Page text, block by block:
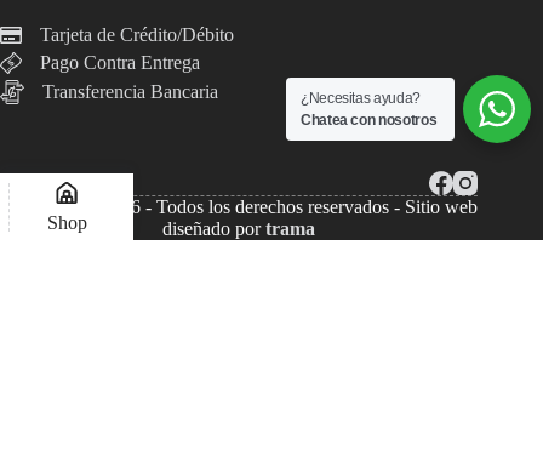
Tarjeta de Crédito/Débito
Pago Contra Entrega
Transferencia Bancaria
Copyright © 2026 - Todos los derechos reservados - Sitio web
diseñado portrama
¿Necesitas ayuda?
Chatea con nosotros
Shop